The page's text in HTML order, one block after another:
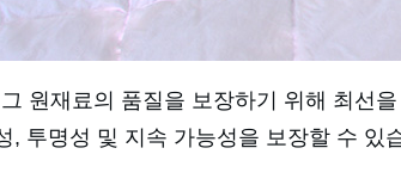
원재료의 품질을 보장하기 위해 최선
, 투명성 및 지속 가능성을 보장할 수 있